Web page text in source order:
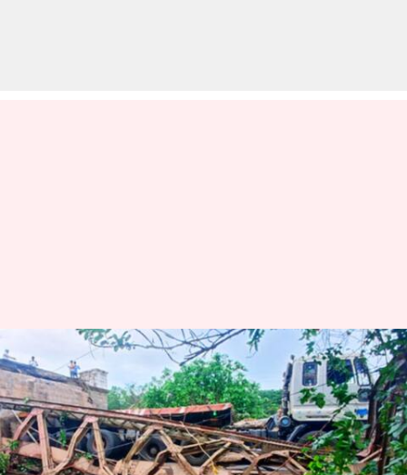
శ్రీకాకుళంలో బహుదా నదిపై
కుప్పకూలిన బ్రిటిష్ కాలం నాటి
వంతెన
వ్రాసిన వారు Stalin May 03, 2023 02:27 pm